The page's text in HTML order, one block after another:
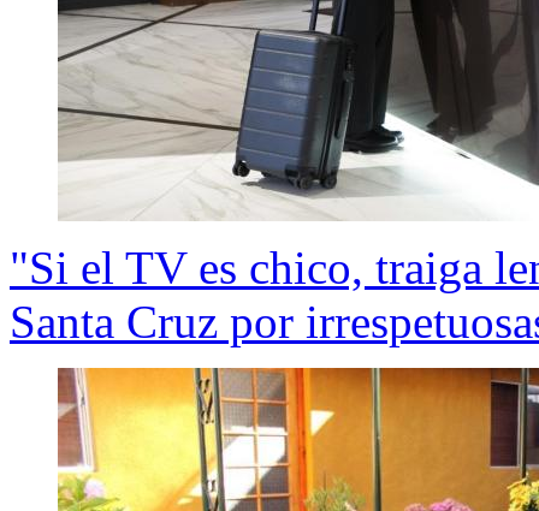
"Si el TV es chico, traiga
Santa Cruz por